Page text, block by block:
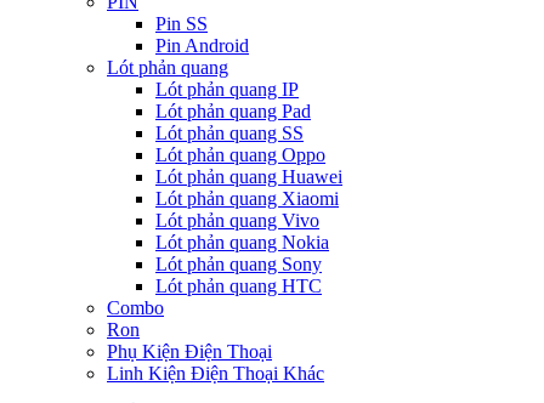
Pin SS
Pin Android
Lót phản quang
Lót phản quang IP
Lót phản quang Pad
Lót phản quang SS
Lót phản quang Oppo
Lót phản quang Huawei
Lót phản quang Xiaomi
Lót phản quang Vivo
Lót phản quang Nokia
Lót phản quang Sony
Lót phản quang HTC
Combo
Ron
Phụ Kiện Điện Thoại
Linh Kiện Điện Thoại Khác